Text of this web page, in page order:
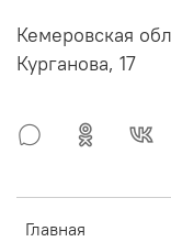
Главная
Кемеровская
Курганова, 17